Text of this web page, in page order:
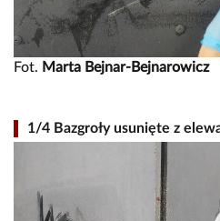
Fot. Marta Bejnar-Bejnarowicz
1/4 Bazgroły usunięte z